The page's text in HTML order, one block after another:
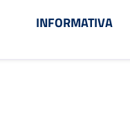
INFORMATIVA